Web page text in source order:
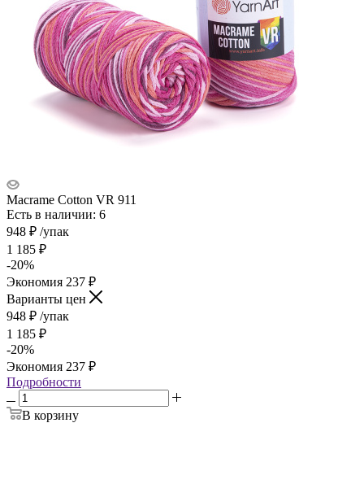
Macrame Cotton VR 911
Есть в наличии: 6
948 ₽ /упак
1 185 ₽
-20%
Экономия 237 ₽
Варианты цен
948 ₽ /упак
1 185 ₽
-20%
Экономия 237 ₽
Подробности
В корзину